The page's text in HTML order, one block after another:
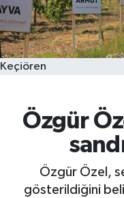
Keçiören
Özgür
Özgür Özel,
gösterildiğini